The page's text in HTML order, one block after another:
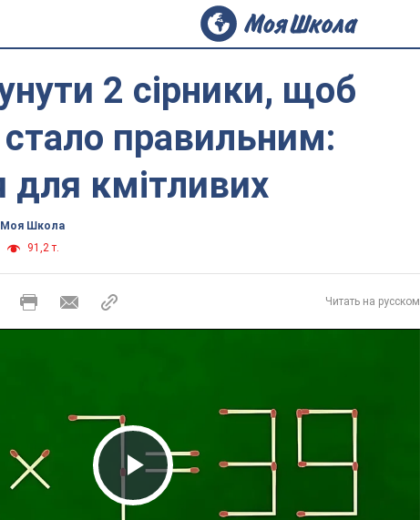
2 сірники, щоб
стало правильним:
для кмітливих
Моя Школа
91,2 т.
Читать на русском
Play Video